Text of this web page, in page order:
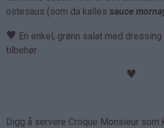
ostesaus (som da kalles sauce
♥ En enkel, grønn salat med dressing
tilbehør.
♥
Digg å servere Croque Monsieur som